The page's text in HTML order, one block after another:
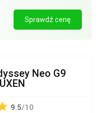
Sprawdź cenę
Neo G9
9.5/10